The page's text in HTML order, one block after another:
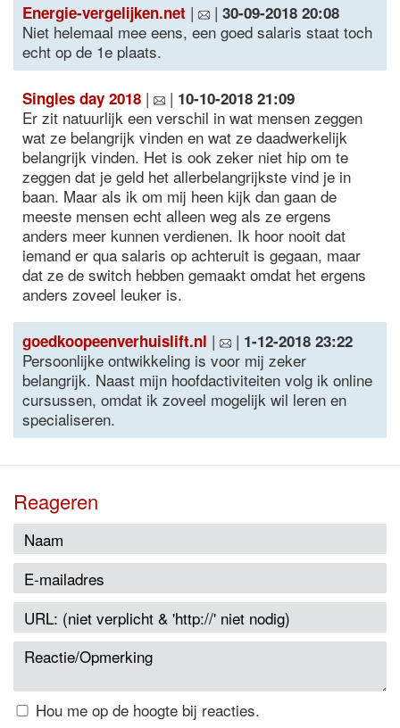
Energie-vergelijken.net | | 30-09-2018 20:08
Niet helemaal mee eens, een goed salaris staat toch
echt op de 1e plaats.
Singles day 2018 | | 10-10-2018 21:09
Er zit natuurlijk een verschil in wat mensen zeggen
wat ze belangrijk vinden en wat ze daadwerkelijk
belangrijk vinden. Het is ook zeker niet hip om te
zeggen dat je geld het allerbelangrijkste vind je in
baan. Maar als ik om mij heen kijk dan gaan de
meeste mensen echt alleen weg als ze ergens
anders meer kunnen verdienen. Ik hoor nooit dat
iemand er qua salaris op achteruit is gegaan, maar
dat ze de switch hebben gemaakt omdat het ergens
anders zoveel leuker is.
goedkoopeenverhuislift.nl | | 1-12-2018 23:22
Persoonlijke ontwikkeling is voor mij zeker
belangrijk. Naast mijn hoofdactiviteiten volg ik online
cursussen, omdat ik zoveel mogelijk wil leren en
specialiseren.
Reageren
Hou me op de hoogte bij reacties.